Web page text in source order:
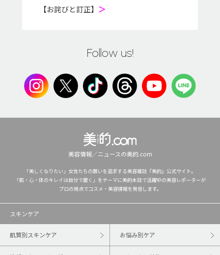
【お詫びと訂正】 ＞
Follow us!
美容情報／ニュースの美的.com
「美しくなりたい」女性たちの願いを追求する美容雑誌『美的』公式サイト。
「肌・心・体のキレイは自分で磨く」をテーマに美的本誌で活躍中の美容レポーターが
プロの視点でコスメ・美容情報を発信します。
スキンケア
肌質別スキンケア お悩み別ケア